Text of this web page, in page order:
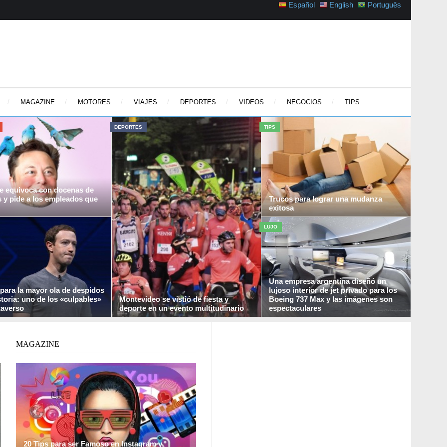
Español English Português
MAGAZINE MOTORES VIAJES DEPORTES VIDEOS NEGOCIOS TIPS
equivoca con docenas de
y pide a los empleados que
es una realidad. Ha sido un
de vértigo en las oficinas, ...
la mayor ola de despidos
uno de los «culpables»
en la que los despidos de
DEPORTES
Montevideo se vistió de fiesta y
deporte en un evento multitudinario
Luego de 2 años de ausencia, los amantes del
TIPS
Trucos para lograr una mudanza
exitosa
Si quieres una mudanza sencilla, práctica y
organizada, bota lo que ya no usas y empaca
...
LUJO
Una empresa argentina diseñó un
lujoso interior de jet privado para los
Boeing 737 Max y las imágenes son
espectaculares
Bautizado como «Genesis«, estelujoso
MAGAZINE
20 Tips para ser Famoso en Instagram y